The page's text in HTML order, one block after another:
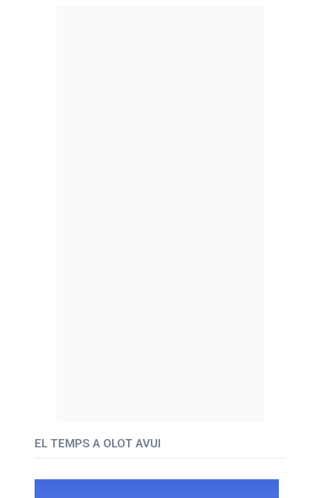
EL TEMPS A OLOT AVUI